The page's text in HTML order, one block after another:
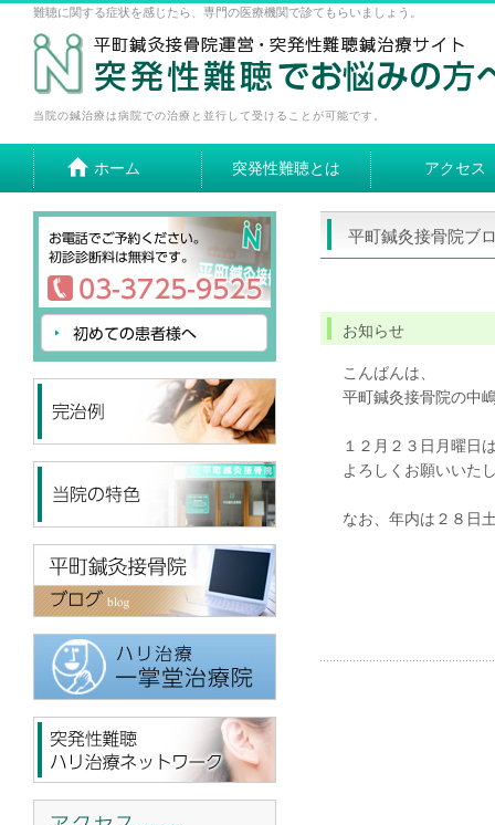
難聴に関する症状を感じたら、専門の医療機関で診てもらいましょう。
当院の鍼治療は病院での治療と並行して受けることが可能です。
ホーム 突発性難聴とは アクセス
平町鍼灸接骨院ブ
お知らせ
こんばんは、
平町鍼灸接骨院の中
１２月２３日月曜日
よろしくお願いいた
なお、年内は２８日